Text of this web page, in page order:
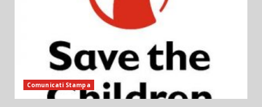
Comunicati Stampa